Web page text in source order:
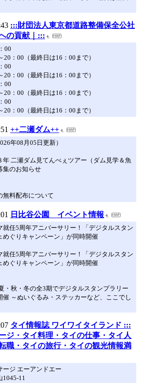
:::財団法人東京都道路整備保全公社
の貢献｜:::
00
20：00（最終日は16：00まで）
00
20：00（最終日は16：00まで）
00
20：00（最終日は16：00まで）
00
20：00（最終日は16：00まで）
++二瀬ダム++
年08月05日更新）
年 二瀬ダム見てんべぇツアー（ダム見学＆魚
集のお知らせ
料配布について
日比谷公園 イベント情報
就任5周年アニバーサリー！「デジタルスタン
めぐりキャンペーン」が同時開催
就任5周年アニバーサリー！「デジタルスタン
めぐりキャンペーン」が同時開催
・秋・冬の全3期でデジタルスタンプラリー
催 ～ぬいぐるみ・ステッカーなど、ここでし
タイ情報誌 ワイワイタイランド :::
ジ・タイ料理・タイの仕事・タイ人
職・タイの旅行・タイの観光情報満
ージ エーアンドエー
11